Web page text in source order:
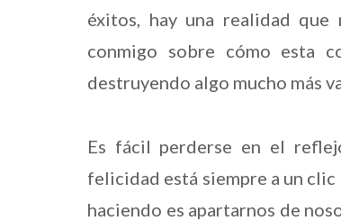
éxitos, hay una realidad que
conmigo sobre cómo esta
destruyendo algo mucho más
Es fácil perderse en el
felicidad está siempre a un
haciendo es apartarnos de